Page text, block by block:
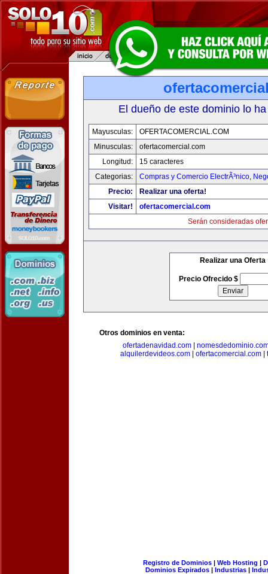
El dueño de este dominio lo
Mayusculas:
OFERTACOMERCIAL.COM
Minusculas:
ofertacomercial.com
Longitud:
15 caracteres
Categorias:
Compras y Comercio ElectrÃ³nico,
Precio:
Realizar una oferta!
Visitar!
ofertacomercial.com
Serán consideradas
Realizar una Oferta
Precio Ofrecido $
Otros dominios en venta:
ofertadenavidad.com|
alquilerdevideos.com
ofertacomercial.com
Registro de Dominios| Web Hosting |
Dominios Expirados | Industrias |